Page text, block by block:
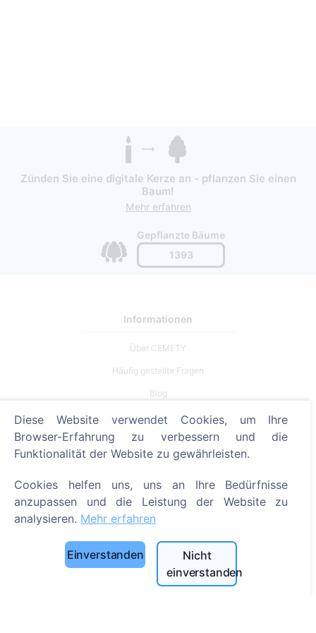
Zünden Sie eine digitale Kerze an - pflanzen Sie einen
Baum!
Mehr erfahren
Gepflanzte Bäume
1393
Informationen
Über CEMETY
Häufig gestellte Fragen
Blog
Liste der Gemeinden und Benutzer
Datenschutzrichtlinie
Zahlungsverfahren
Cookie-Einstellungen
Suche
Bestattete suchen
Friedhöfe suchen
Diese Website verwendet Cookies, um Ihre
Browser-Erfahrung zu verbessern und die
Funktionalität der Website zu gewährleisten.
Cookies helfen uns, uns an Ihre Bedürfnisse
anzupassen und die Leistung der Website zu
analysieren. Mehr erfahren
Einverstanden
Nicht
einverstanden